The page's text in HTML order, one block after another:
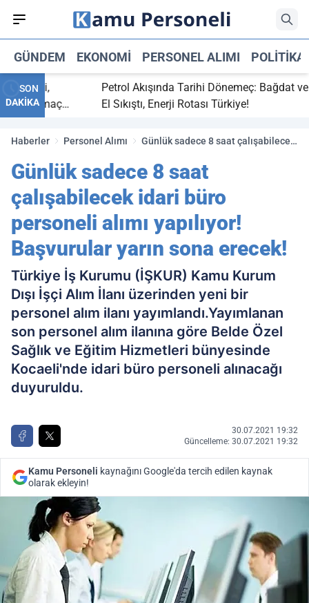
GÜNDEM EKONOMI PERSONEL ALIMI POLITIKA
SON
DAKİKA
bitti,
maç
Petrol Akışında Tarihi Dönemeç: Bağdat ve
El Sıkıştı, Enerji Rotası Türkiye!
Haberler Personel Alımı
Günlük sadece 8 saat çalışabilecek
Başvurular yarın sona erecek!
Günlük sadece 8 saat
çalışabilecek idari büro
personeli alımı yapılıyor!
Başvurular yarın sona erecek!
Türkiye İş Kurumu (İŞKUR) Kamu Kurum
Dışı İşçi Alım İlanı üzerinden yeni bir
personel alım ilanı yayımlandı.Yayımlanan
son personel alım ilanına göre Belde Özel
Sağlık ve Eğitim Hizmetleri bünyesinde
Kocaeli'nde idari büro personeli alınacağı
duyuruldu.
30.07.2021 19:32
Güncelleme: 30.07.2021 19:32
Kamu Personeli kaynağını Google'da tercih edilen kaynak
olarak ekleyin!